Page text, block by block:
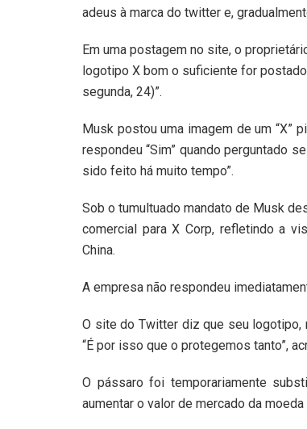
adeus à marca do twitter e,
Em uma postagem no site, o
logotipo X bom o suficiente for
segunda, 24)”.
Musk postou uma imagem de um “X”
respondeu “Sim” quando perguntado
sido feito há muito tempo”.
Sob o tumultuado mandato de Musk
comercial para X Corp, refletindo a
China.
A empresa não respondeu
O site do Twitter diz que seu logotipo,
“É por isso que o protegemos tanto”,
O pássaro foi temporariamente
aumentar o valor de mercado da moeda